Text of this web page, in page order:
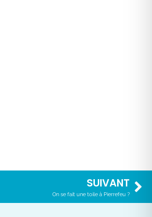
SUIVANT
On se fait une toile à Pierrefeu ?